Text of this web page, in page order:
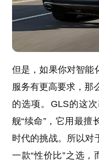
但是，如果你对智能
服务有更高要求，那
的选项。GLS的这
舰“续命”，它用最擅
时代的挑战。所以对
一款“性价比”之选，